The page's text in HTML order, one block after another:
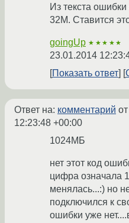
Из текста
32М. Ставится
goingUp ★★★★★
23.01.2014
Показать ответ
Ответ на: комментарий
12:23:48 +00:00
1024МБ
нет этот код
цифра означала
менялась...:) но
подключился к
ошибки уже